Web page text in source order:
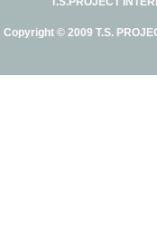
Copyright © 2009 T.S.